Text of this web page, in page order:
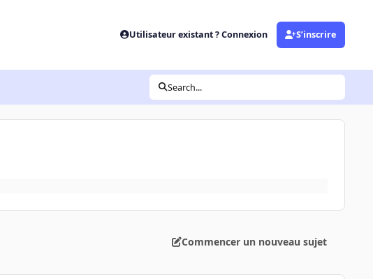
Utilisateur existant ? Connexion S’inscrire
Search...
Commencer un nouveau sujet